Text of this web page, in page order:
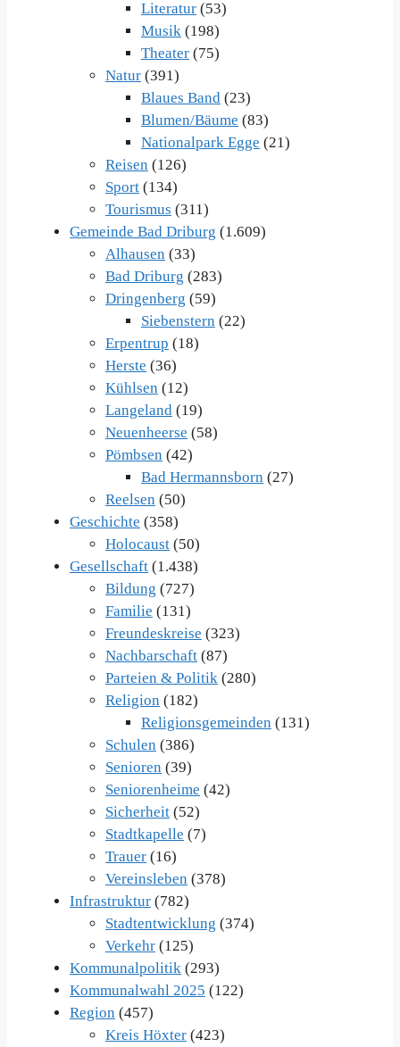
Literatur (53)
Musik (198)
Theater (75)
Natur (391)
Blaues Band (23)
Blumen/Bäume (83)
Nationalpark Egge (21)
Reisen (126)
Sport (134)
Tourismus (311)
Gemeinde Bad Driburg (1.609)
Alhausen (33)
Bad Driburg (283)
Dringenberg (59)
Siebenstern (22)
Erpentrup (18)
Herste (36)
Kühlsen (12)
Langeland (19)
Neuenheerse (58)
Pömbsen (42)
Bad Hermannsborn (27)
Reelsen (50)
Geschichte (358)
Holocaust (50)
Gesellschaft (1.438)
Bildung (727)
Familie (131)
Freundeskreise (323)
Nachbarschaft (87)
Parteien & Politik (280)
Religion (182)
Religionsgemeinden (131)
Schulen (386)
Senioren (39)
Seniorenheime (42)
Sicherheit (52)
Stadtkapelle (7)
Trauer (16)
Vereinsleben (378)
Infrastruktur (782)
Stadtentwicklung (374)
Verkehr (125)
Kommunalpolitik (293)
Kommunalwahl 2025 (122)
Region (457)
Kreis Höxter (423)